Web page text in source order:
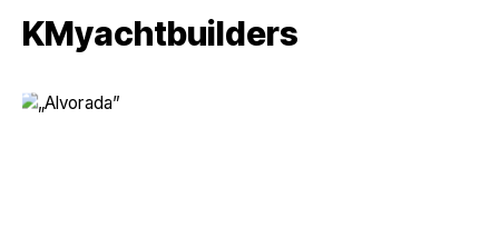
KMyachtbuilders